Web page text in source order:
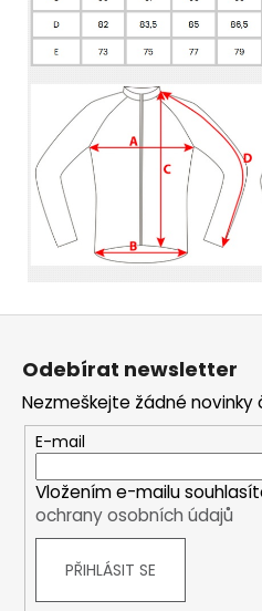
Odebírat newsletter
Nezmeškejte žádné novinky
E-mail
Vložením e-mailu
ochrany osobních údajů
PŘIHLÁSIT SE